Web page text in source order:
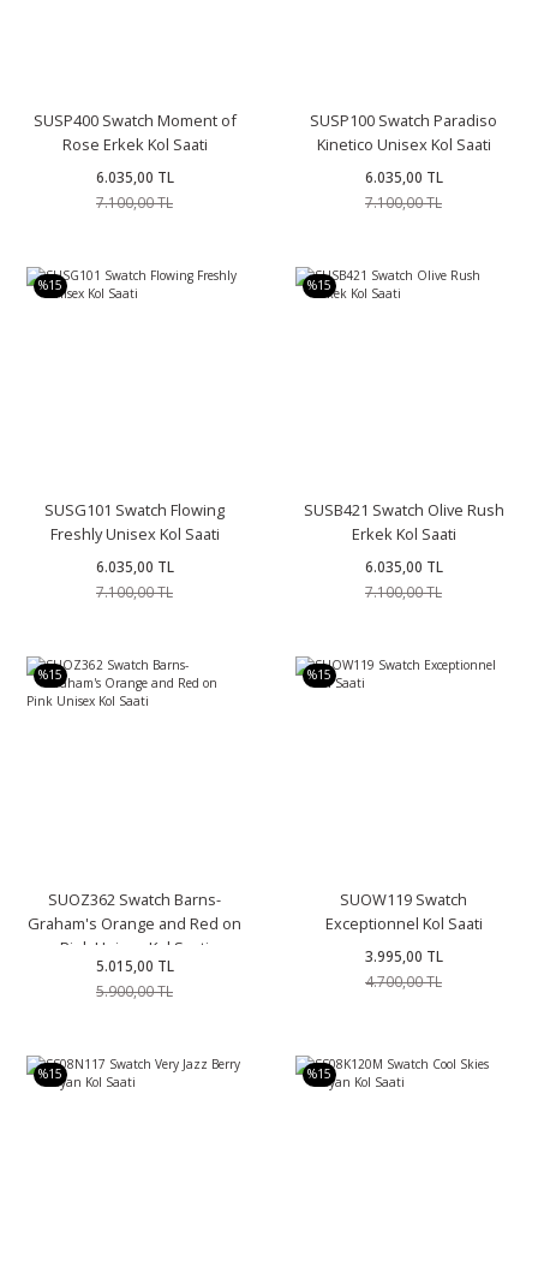
SUSP400 Swatch Moment of
Rose Erkek Kol Saati
6.035,00 TL
7.100,00 TL
SUSP100 Swatch Paradiso
Kinetico Unisex Kol Saati
6.035,00 TL
7.100,00 TL
%15
SUSG101 Swatch Flowing
Freshly Unisex Kol Saati
6.035,00 TL
7.100,00 TL
%15
SUSB421 Swatch Olive Rush
Erkek Kol Saati
6.035,00 TL
7.100,00 TL
%15
SUOZ362 Swatch Barns-
Graham's Orange and Red on
Pink Unisex Kol Saati
5.015,00 TL
5.900,00 TL
%15
SUOW119 Swatch
Exceptionnel Kol Saati
3.995,00 TL
4.700,00 TL
%15 %15